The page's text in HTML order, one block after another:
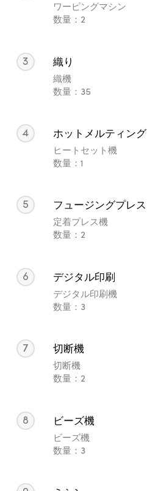
ワーピングマシン
数量：2
3 織り
織機
数量：35
4 ホットメルティング
ヒートセット機
数量：1
5 フュージングプレス
定着プレス機
数量：2
6 デジタル印刷
デジタル印刷機
数量：3
7 切断機
切断機
数量：2
8 ビーズ機
ビーズ機
数量：3